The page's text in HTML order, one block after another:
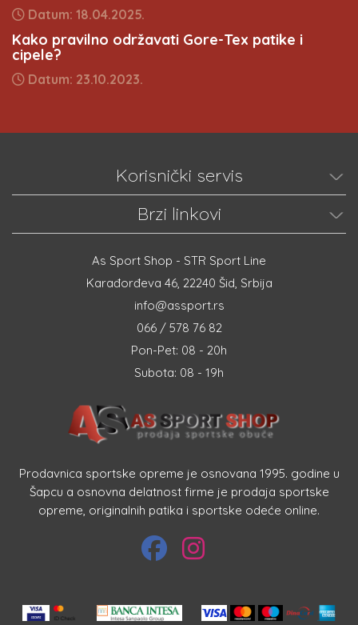
Datum: 18.04.2025.
Kako pravilno održavati Gore-Tex patike i
cipele?
Datum: 23.10.2023.
Korisnički servis
Brzi linkovi
As Sport Shop - STR Sport Line
Karađorđeva 46, 22240 Šid, Srbija
info@assport.rs
066 / 578 76 82
Pon-Pet: 08 - 20h
Subota: 08 - 19h
Prodavnica sportske opreme je osnovana 1995. godine u
Šapcu a osnovna delatnost firme je prodaja sportske
opreme, originalnih patika i sportske odeće online.